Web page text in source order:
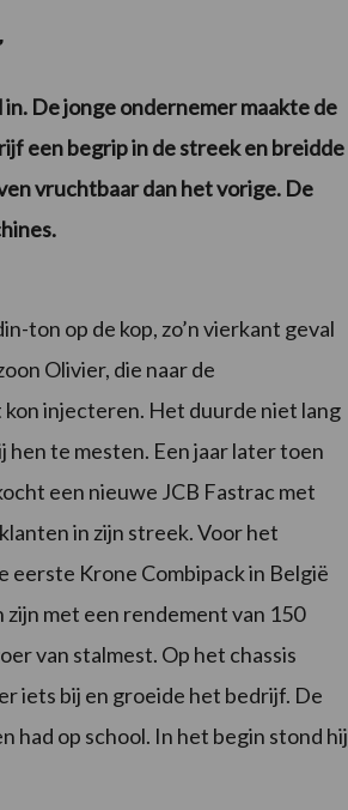
De jonge ondernemer maakte de
een begrip in de streek en breidde
vruchtbaar dan het vorige. De
ton op de kop, zo’n vierkant geval
Olivier, die naar de
injecteren. Het duurde niet lang
hen te mesten. Een jaar later toen
een nieuwe JCB Fastrac met
in zijn streek. Voor het
eerste Krone Combipack in België
zijn met een rendement van 150
van stalmest. Op het chassis
iets bij en groeide het bedrijf. De
had op school. In het begin stond hij